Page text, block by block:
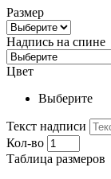
Размер
Надпись на спине
Цвет
Выберите
Текст надписи
Кол-во
Таблица размеров